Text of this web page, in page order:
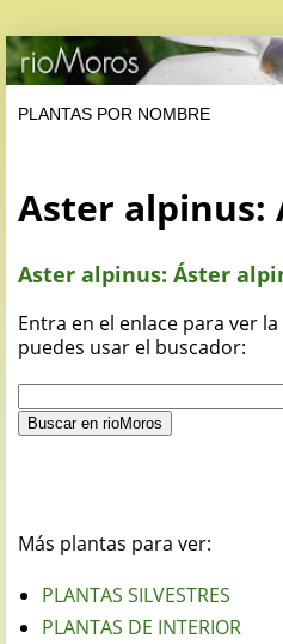
Aster alpinus:
Aster alpinus: Áster
Entra en el enlace para ver
puedes usar el buscador:
Más plantas para ver:
PLANTAS SILVESTRES
PLANTAS DE INTERIOR